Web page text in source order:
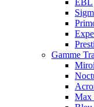
EBL
Gamme